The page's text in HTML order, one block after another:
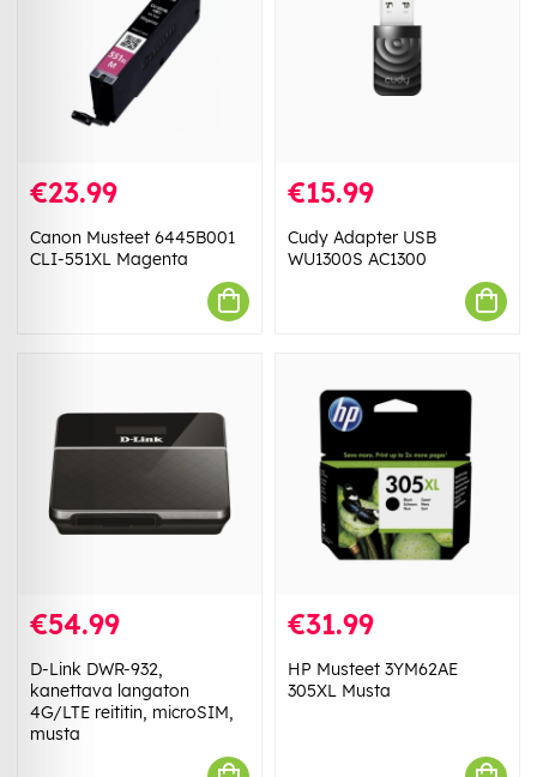
€23.99
Canon Musteet 6445B001
CLI-551XL Magenta
€15.99
Cudy Adapter USB
WU1300S AC1300
€54.99
D-Link DWR-932,
kanettava langaton
4G/LTE reititin, microSIM,
musta
€31.99
HP Musteet 3YM62AE
305XL Musta